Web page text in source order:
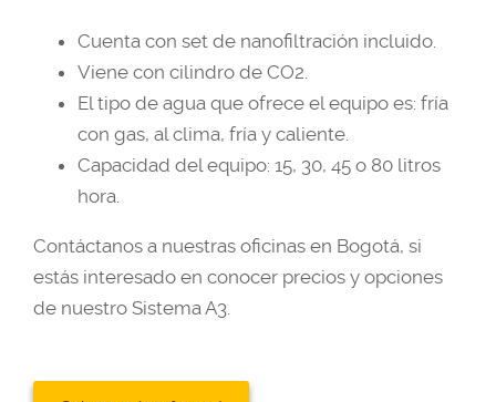
Cuenta con set de nanofiltración incluido.
Viene con cilindro de CO2.
El tipo de agua que ofrece el equipo es: fría
con gas, al clima, fría y caliente.
Capacidad del equipo: 15, 30, 45 o 80 litros
hora.
Contáctanos a nuestras oficinas en Bogotá, si
estás interesado en conocer precios y opciones
de nuestro Sistema A3.